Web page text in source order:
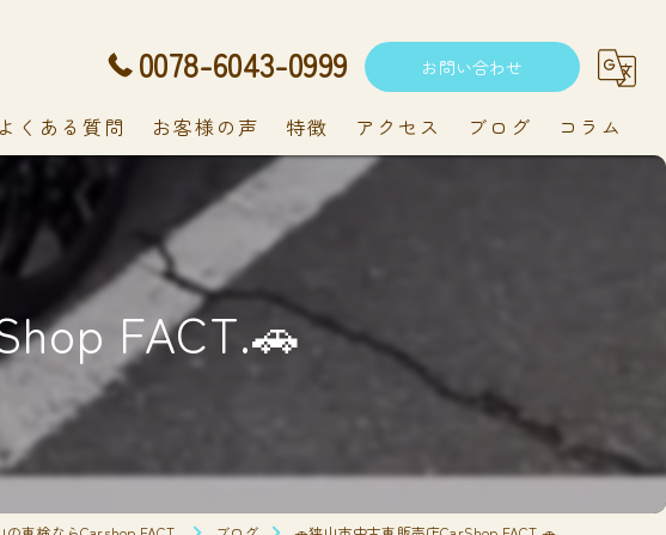
0078-6043-0999 お問い合わせ
よくある質問 お客様の声 特徴
中古車
新車
アクセス ブログ コラム
FACT.🚗